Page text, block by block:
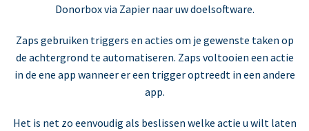
Donorbox via Zapier naar uw doelsoftware.
Zaps gebruiken triggers en acties om je gewenste taken op
de achtergrond te automatiseren. Zaps voltooien een actie
in de ene app wanneer er een trigger optreedt in een andere
app.
Het is net zo eenvoudig als beslissen welke actie u wilt laten